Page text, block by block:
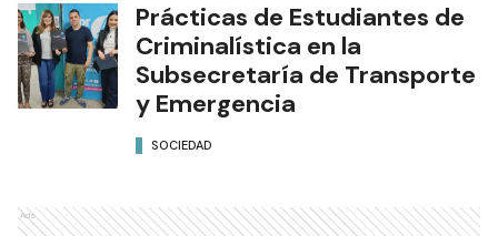
Prácticas de Estudiantes de
Criminalística en la
Subsecretaría de Transporte
y Emergencia
SOCIEDAD
Ads